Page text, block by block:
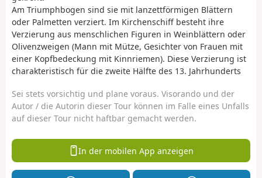
Am Triumphbogen sind sie mit lanzettförmigen Blättern
oder Palmetten verziert. Im Kirchenschiff besteht ihre
Verzierung aus menschlichen Figuren in Weinblättern oder
Olivenzweigen (Mann mit Mütze, Gesichter von Frauen mit
einer Kopfbedeckung mit Kinnriemen). Diese Verzierung ist
charakteristisch für die zweite Hälfte des 13. Jahrhunderts
Sei stets vorsichtig und plane voraus. Visorando und der
Autor / die Autorin dieser Tour können im Falle eines Unfalls
auf dieser Tour nicht haftbar gemacht werden.
In der mobilen App anzeigen